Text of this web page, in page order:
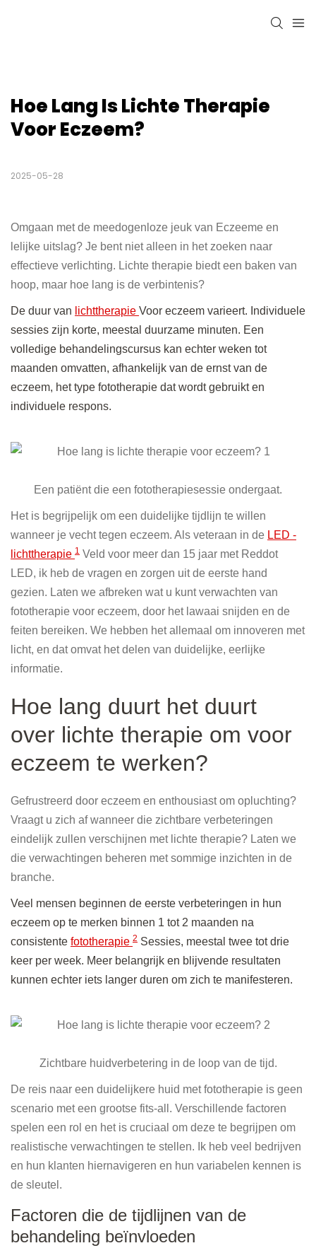
Hoe Lang Is Lichte Therapie
Voor Eczeem?
2025-05-28
Omgaan met de meedogenloze jeuk van Eczeeme en
lelijke uitslag? Je bent niet alleen in het zoeken naar
effectieve verlichting. Lichte therapie biedt een baken van
hoop, maar hoe lang is de verbintenis?
De duur van lichttherapie Voor eczeem varieert. Individuele
sessies zijn korte, meestal duurzame minuten. Een
volledige behandelingscursus kan echter weken tot
maanden omvatten, afhankelijk van de ernst van de
eczeem, het type fototherapie dat wordt gebruikt en
individuele respons.
Een patiënt die een fototherapiesessie ondergaat.
Het is begrijpelijk om een ​​duidelijke tijdlijn te willen
wanneer je vecht tegen eczeem. Als veteraan in de LED -
lichttherapie 1 Veld voor meer dan 15 jaar met Reddot
LED, ik heb de vragen en zorgen uit de eerste hand
gezien. Laten we afbreken wat u kunt verwachten van
fototherapie voor eczeem, door het lawaai snijden en de
feiten bereiken. We hebben het allemaal om innoveren met
licht, en dat omvat het delen van duidelijke, eerlijke
informatie.
Hoe lang duurt het duurt
over lichte therapie om voor
eczeem te werken?
Gefrustreerd door eczeem en enthousiast om opluchting?
Vraagt ​​u zich af wanneer die zichtbare verbeteringen
eindelijk zullen verschijnen met lichte therapie? Laten we
die verwachtingen beheren met sommige inzichten in de
branche.
Veel mensen beginnen de eerste verbeteringen in hun
eczeem op te merken binnen 1 tot 2 maanden na
consistente fototherapie 2 Sessies, meestal twee tot drie
keer per week. Meer belangrijk en blijvende resultaten
kunnen echter iets langer duren om zich te manifesteren.
Zichtbare huidverbetering in de loop van de tijd.
De reis naar een duidelijkere huid met fototherapie is geen
scenario met een grootse fits-all. Verschillende factoren
spelen een rol en het is cruciaal om deze te begrijpen om
realistische verwachtingen te stellen. Ik heb veel bedrijven
en hun klanten hiernavigeren en hun variabelen kennen is
de sleutel.
Factoren die de tijdlijnen van de
behandeling beïnvloeden